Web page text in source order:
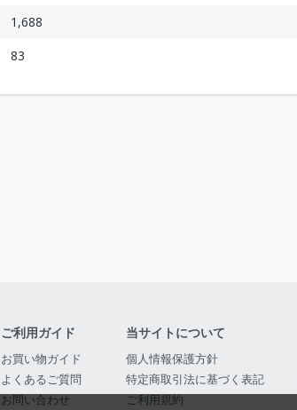
1,688
83
ご利用ガイド
お買い物ガイド
よくあるご質問
お問い合わせ
当サイトについて
個人情報保護方針
特定商取引法に基づく表記
ご利用規約